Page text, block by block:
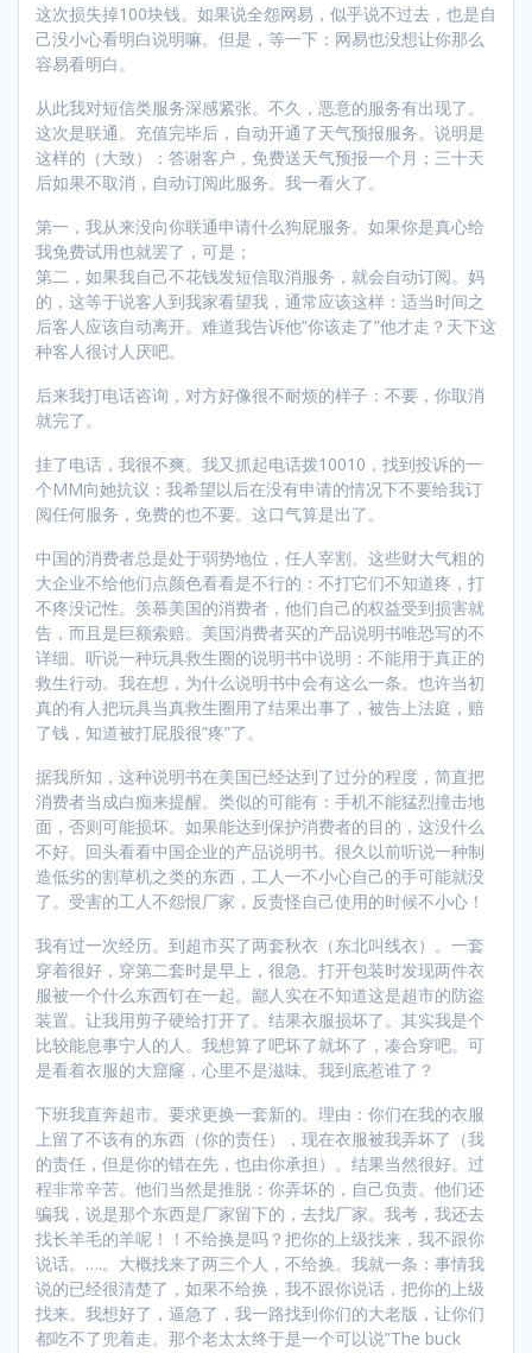
这次损失掉100块钱。如果说全怨网易，似乎说不过去，也是自
己没小心看明白说明嘛。但是，等一下：网易也没想让你那么
容易看明白。
从此我对短信类服务深感紧张。不久，恶意的服务有出现了。
这次是联通。充值完毕后，自动开通了天气预报服务。说明是
这样的（大致）：答谢客户，免费送天气预报一个月；三十天
后如果不取消，自动订阅此服务。我一看火了。
第一，我从来没向你联通申请什么狗屁服务。如果你是真心给
我免费试用也就罢了，可是；
第二，如果我自己不花钱发短信取消服务，就会自动订阅。妈
的，这等于说客人到我家看望我，通常应该这样：适当时间之
后客人应该自动离开。难道我告诉他”你该走了”他才走？天下这
种客人很讨人厌吧。
后来我打电话咨询，对方好像很不耐烦的样子：不要，你取消
就完了。
挂了电话，我很不爽。我又抓起电话拨10010，找到投诉的一
个MM向她抗议：我希望以后在没有申请的情况下不要给我订
阅任何服务，免费的也不要。这口气算是出了。
中国的消费者总是处于弱势地位，任人宰割。这些财大气粗的
大企业不给他们点颜色看看是不行的：不打它们不知道疼，打
不疼没记性。羡慕美国的消费者，他们自己的权益受到损害就
告，而且是巨额索赔。美国消费者买的产品说明书唯恐写的不
详细。听说一种玩具救生圈的说明书中说明：不能用于真正的
救生行动。我在想，为什么说明书中会有这么一条。也许当初
真的有人把玩具当真救生圈用了结果出事了，被告上法庭，赔
了钱，知道被打屁股很”疼”了。
据我所知，这种说明书在美国已经达到了过分的程度，简直把
消费者当成白痴来提醒。类似的可能有：手机不能猛烈撞击地
面，否则可能损坏。如果能达到保护消费者的目的，这没什么
不好。回头看看中国企业的产品说明书。很久以前听说一种制
造低劣的割草机之类的东西，工人一不小心自己的手可能就没
了。受害的工人不怨恨厂家，反责怪自己使用的时候不小心！
我有过一次经历。到超市买了两套秋衣（东北叫线衣）。一套
穿着很好，穿第二套时是早上，很急。打开包装时发现两件衣
服被一个什么东西钉在一起。鄙人实在不知道这是超市的防盗
装置。让我用剪子硬给打开了。结果衣服损坏了。其实我是个
比较能息事宁人的人。我想算了吧坏了就坏了，凑合穿吧。可
是看着衣服的大窟窿，心里不是滋味。我到底惹谁了？
下班我直奔超市。要求更换一套新的。理由：你们在我的衣服
上留了不该有的东西（你的责任），现在衣服被我弄坏了（我
的责任，但是你的错在先，也由你承担）。结果当然很好。过
程非常辛苦。他们当然是推脱：你弄坏的，自己负责。他们还
骗我，说是那个东西是厂家留下的，去找厂家。我考，我还去
找长羊毛的羊呢！！不给换是吗？把你的上级找来，我不跟你
说话。….。大概找来了两三个人，不给换。我就一条：事情我
说的已经很清楚了，如果不给换，我不跟你说话，把你的上级
找来。我想好了，逼急了，我一路找到你们的大老版，让你们
都吃不了兜着走。那个老太太终于是一个可以说”The buck